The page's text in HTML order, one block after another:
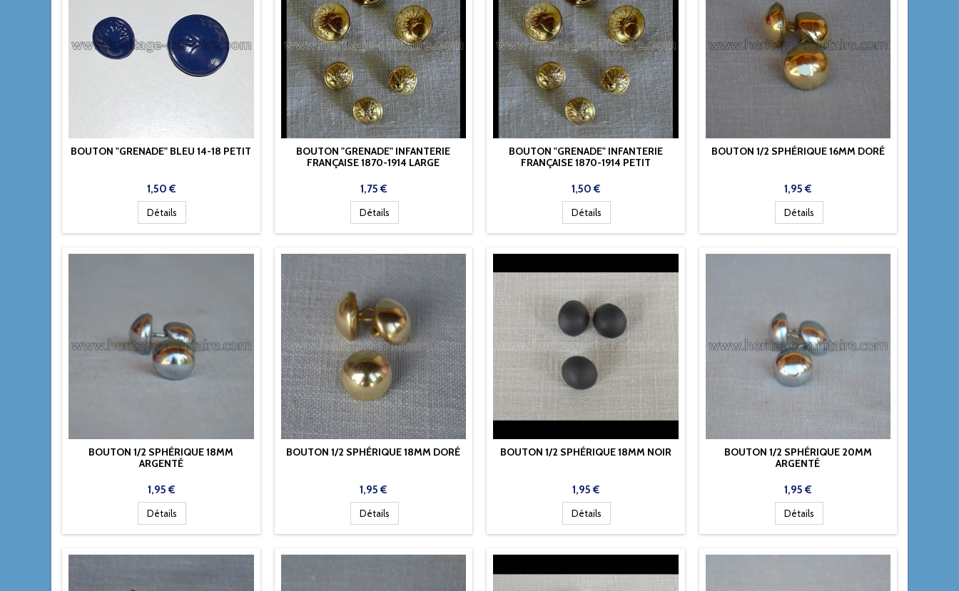
BOUTON "GRENADE" BLEU 14-18 PETIT
Prix
1,50 €
Détails
BOUTON "GRENADE" INFANTERIE
FRANÇAISE 1870-1914 LARGE
Prix
1,75 €
Détails
BOUTON "GRENADE" INFANTERIE
FRANÇAISE 1870-1914 PETIT
Prix
1,50 €
Détails
BOUTON 1/2 SPHÉRIQUE 16MM DORÉ
Prix
1,95 €
Détails
BOUTON 1/2 SPHÉRIQUE 18MM
ARGENTÉ
Prix
1,95 €
Détails
BOUTON 1/2 SPHÉRIQUE 18MM DORÉ
Prix
1,95 €
Détails
BOUTON 1/2 SPHÉRIQUE 18MM NOIR
Prix
1,95 €
Détails
BOUTON 1/2 SPHÉRIQUE 20MM
ARGENTÉ
Prix
1,95 €
Détails